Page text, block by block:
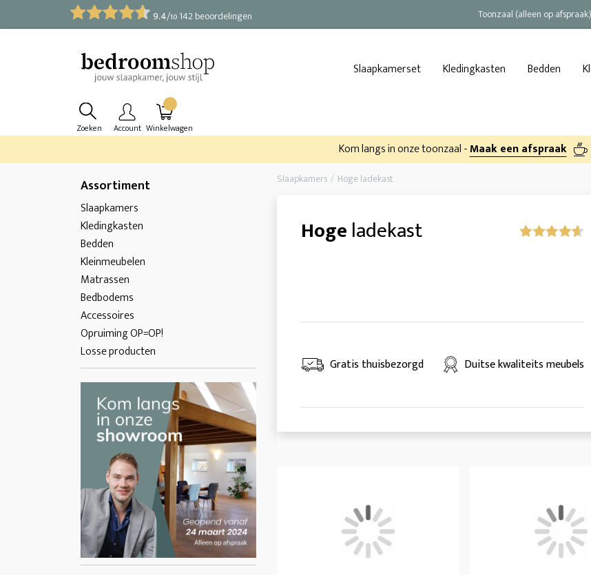
9.4/10 142 beoordelingen Toonzaal (alleen op afspraak)
Slaapkamerset Kledingkasten Bedden
Zoeken Account Winkelwagen
Kom langs in onze toonzaal -Maak een afspraak
Assortiment
Slaapkamers
Kledingkasten
Bedden
Kleinmeubelen
Matrassen
Bedbodems
Accessoires
Opruiming OP=OP!
Losse producten
Slaapkamers Hoge ladekast
Hogeladekast
Gratis thuisbezorgd Duitse kwaliteits meubels